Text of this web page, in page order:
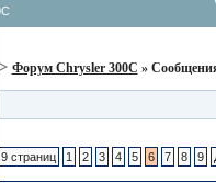
Форум Chrysler 300C »
9 страниц 1 2 3 4 5 6 7 8 9